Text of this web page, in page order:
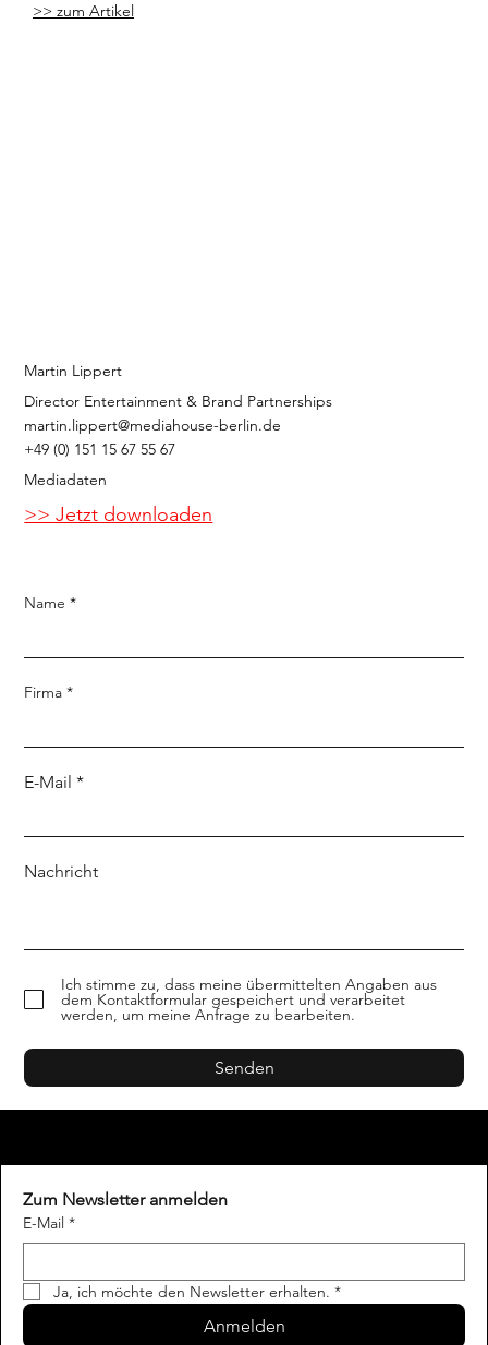
>> zum Artikel
Martin Lippert
Mediadaten
>> Jetzt downloaden
Director Entertainment & Brand Partnerships
martin.lippert@mediahouse-berlin.de
+49 (0) 151 15 67 55 67
Ich stimme zu, dass meine übermittelten Angaben aus
dem Kontaktformular gespeichert und verarbeitet
werden, um meine Anfrage zu bearbeiten.
Senden
Nachricht
E-Mail
Firma
Name
Zum Newsletter anmelden
E-Mail *
Ja, ich möchte den Newsletter erhalten. *
Anmelden